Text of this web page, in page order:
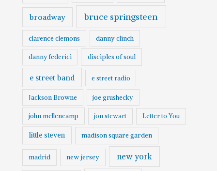
broadway bruce springsteen
clarence clemons danny clinch
danny federici disciples of soul
e street band e street radio
Jackson Browne joe grushecky
john mellencamp jon stewart Letter to You
little steven madison square garden
madrid new jersey new york